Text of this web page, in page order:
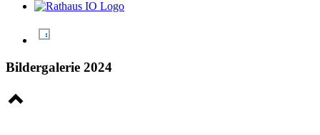
Bildergalerie 2024